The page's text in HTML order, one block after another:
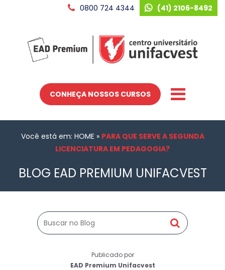
(41) 2106-8492
0800 724 4344
CONHEÇA NOSSOS CURSOS
Você está em: HOME » PARA QUE SERVE A SEGUNDA
LICENCIATURA EM PEDAGOGIA?
BLOG EAD PREMIUM UNIFACVEST
Publicado por
EAD Premium Unifacvest